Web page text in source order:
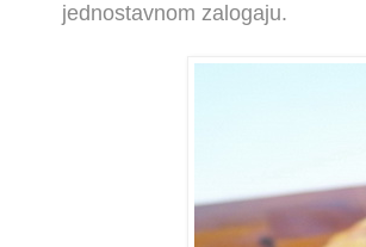
jednostavnom zalogaju.